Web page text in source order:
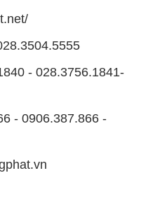
- 028.3756.1841-
- 0906.387.866 -